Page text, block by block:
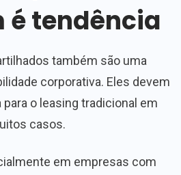
é tendência
também são uma
corporativa. Eles devem
o leasing tradicional em
casos.
em empresas com